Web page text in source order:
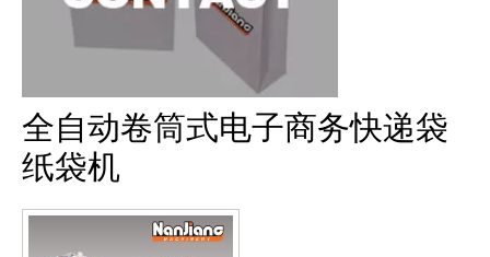
全自动卷筒式电子商务快递袋
纸袋机